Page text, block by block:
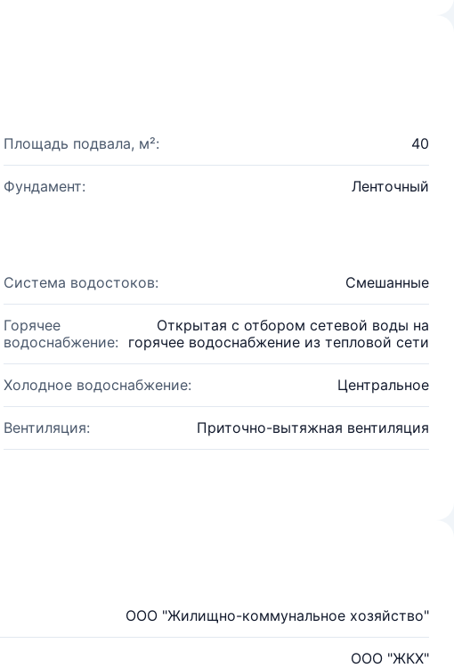
Площадь подвала, м²: 40
Фундамент: Ленточный
Система водостоков: Смешанные
Горячее
водоснабжение:
Открытая с отбором сетевой воды на
горячее водоснабжение из тепловой сети
Холодное водоснабжение: Центральное
Вентиляция: Приточно-вытяжная вентиляция
ООО "Жилищно-коммунальное хозяйство"
ООО "ЖКХ"